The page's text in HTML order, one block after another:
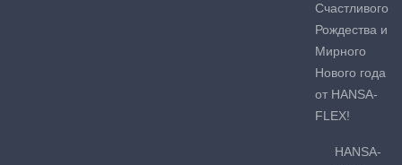
Счастливого
Рождества и
Мирного
Нового года
от HANSA-
FLEX!
HANSA-